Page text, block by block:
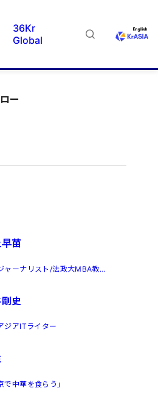
36Kr
Global
ー
苗
ャーナリスト/法政大MBA教
史
ジアITライター
で中華を食らう」